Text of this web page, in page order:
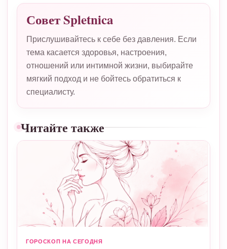
Совет Spletnica
Прислушивайтесь к себе без давления. Если
тема касается здоровья, настроения,
отношений или интимной жизни, выбирайте
мягкий подход и не бойтесь обратиться к
специалисту.
Читайте также
ГОРОСКОП НА СЕГОДНЯ